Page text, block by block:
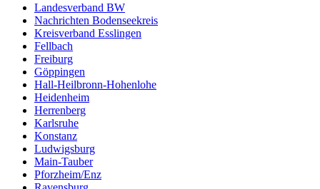
Landesverband BW
Nachrichten Bodenseekreis
Kreisverband Esslingen
Fellbach
Freiburg
Göppingen
Hall-Heilbronn-Hohenlohe
Heidenheim
Herrenberg
Karlsruhe
Konstanz
Ludwigsburg
Main-Tauber
Pforzheim/Enz